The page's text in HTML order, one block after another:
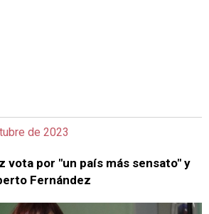
de 2023
vota por "un país más sensato" y
Fernández